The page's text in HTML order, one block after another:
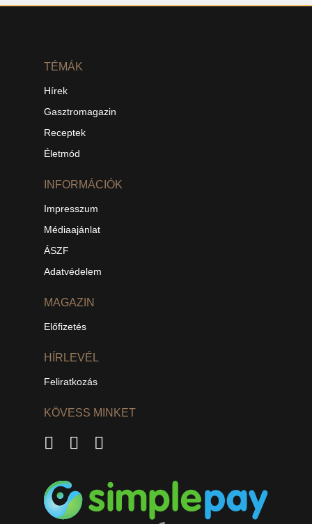
TÉMÁK
Hírek
Gasztromagazin
Receptek
Életmód
INFORMÁCIÓK
Impresszum
Médiaajánlat
ÁSZF
Adatvédelem
MAGAZIN
Előfizetés
HÍRLEVÉL
Feliratkozás
KÖVESS MINKET